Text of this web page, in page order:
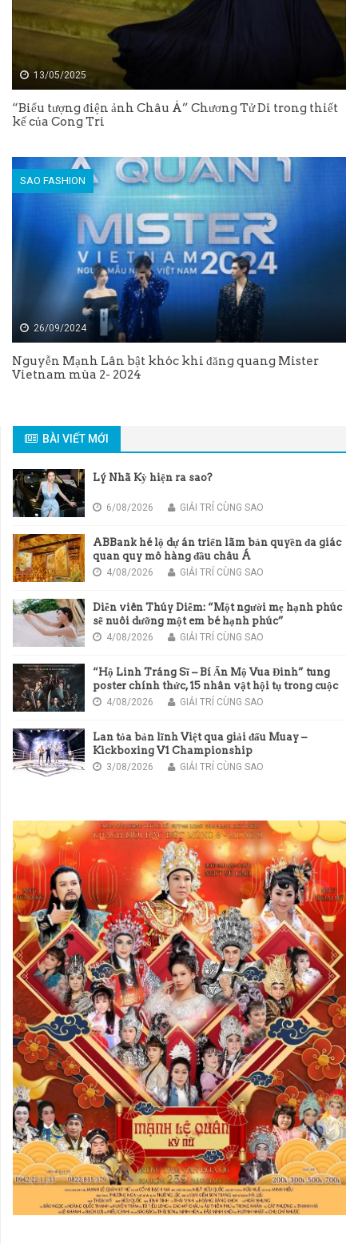
13/05/2025
“Biểu tượng điện ảnh Châu Á” Chương Tử Di trong thiết
kế của Cong Tri
SAO FASHION
26/09/2024
Nguyễn Mạnh Lân bật khóc khi đăng quang Mister
Vietnam mùa 2- 2024
BÀI VIẾT MỚI
Lý Nhã Kỳ hiện ra sao?
6/08/2026 GIẢI TRÍ CÙNG SAO
ABBank hé lộ dự án triển lãm bản quyền đa giác
quan quy mô hàng đầu châu Á
4/08/2026 GIẢI TRÍ CÙNG SAO
Diễn viên Thúy Diễm: “Một người mẹ hạnh phúc
sẽ nuôi dưỡng một em bé hạnh phúc”
4/08/2026 GIẢI TRÍ CÙNG SAO
“Hộ Linh Tráng Sĩ – Bí Ẩn Mộ Vua Đinh” tung
poster chính thức, 15 nhân vật hội tụ trong cuộc
chiến bảo vệ linh thổ
4/08/2026 GIẢI TRÍ CÙNG SAO
Lan tỏa bản lĩnh Việt qua giải đấu Muay –
Kickboxing V1 Championship
3/08/2026 GIẢI TRÍ CÙNG SAO